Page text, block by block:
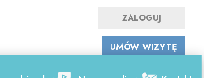
ZALOGUJ
UMÓW WIZYTĘ